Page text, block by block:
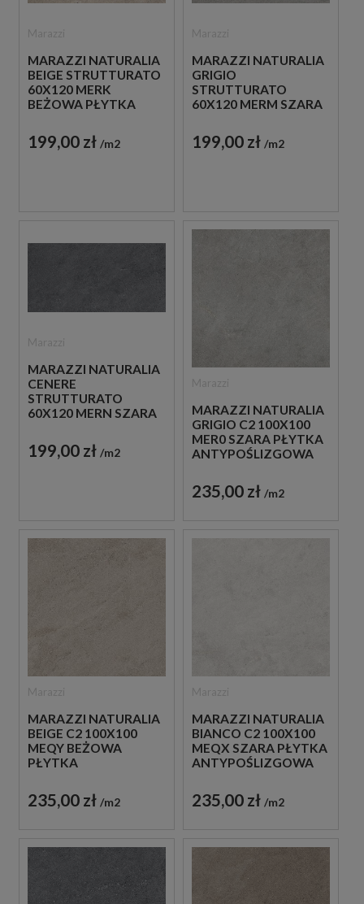
MARAZZI NATURALIA
BEIGE STRUTTURATO
60X120 MERK
BEŻOWA PŁYTKA
IMITUJĄCA KAMIEŃ
199,00 zł m2
MARAZZI NATURALIA
GRIGIO
STRUTTURATO
60X120 MERM SZARA
STRUKTULARNA
IMITUJĄCA KAMIEŃ
199,00 zł m2
MARAZZI NATURALIA
CENERE
STRUTTURATO
60X120 MERN SZARA
STRUKTULARNA
IMITUJĄCA KAMIEŃ
199,00 zł m2
MARAZZI NATURALIA
GRIGIO C2 100X100
MER0 SZARA PŁYTKA
ANTYPOŚLIZGOWA
235,00 zł m2
MARAZZI NATURALIA
BEIGE C2 100X100
MEQY BEŻOWA
PŁYTKA
IMITUJĄCA KAMIEŃ
235,00 zł m2
MARAZZI NATURALIA
BIANCO C2 100X100
MEQX SZARA PŁYTKA
ANTYPOŚLIZGOWA
235,00 zł m2